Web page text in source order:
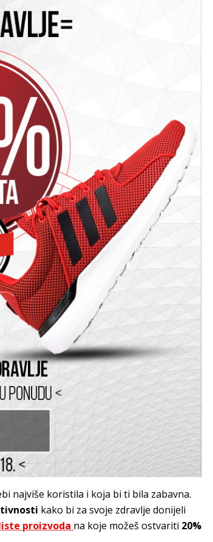
najviše koristila i koja bi ti bila zabavna.
kako bi za svoje zdravlje donijeli
proizvoda na koje možeš ostvariti 20%